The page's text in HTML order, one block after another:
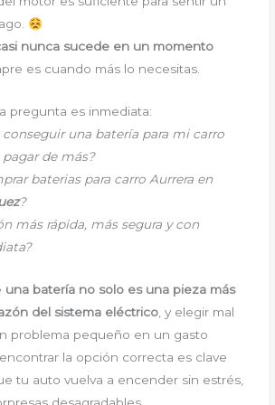
nunca sucede en un momento
es cuando más lo necesitas.
pregunta es inmediata:
una batería para mi carro
de más?
baterias para carro Aurrera en
?
más rápida, más segura y con
una batería no solo es una pieza más
del sistema eléctrico , y elegir mal
problema pequeño en un gasto
la opción correcta es clave
tu auto vuelva a encender sin estrés,